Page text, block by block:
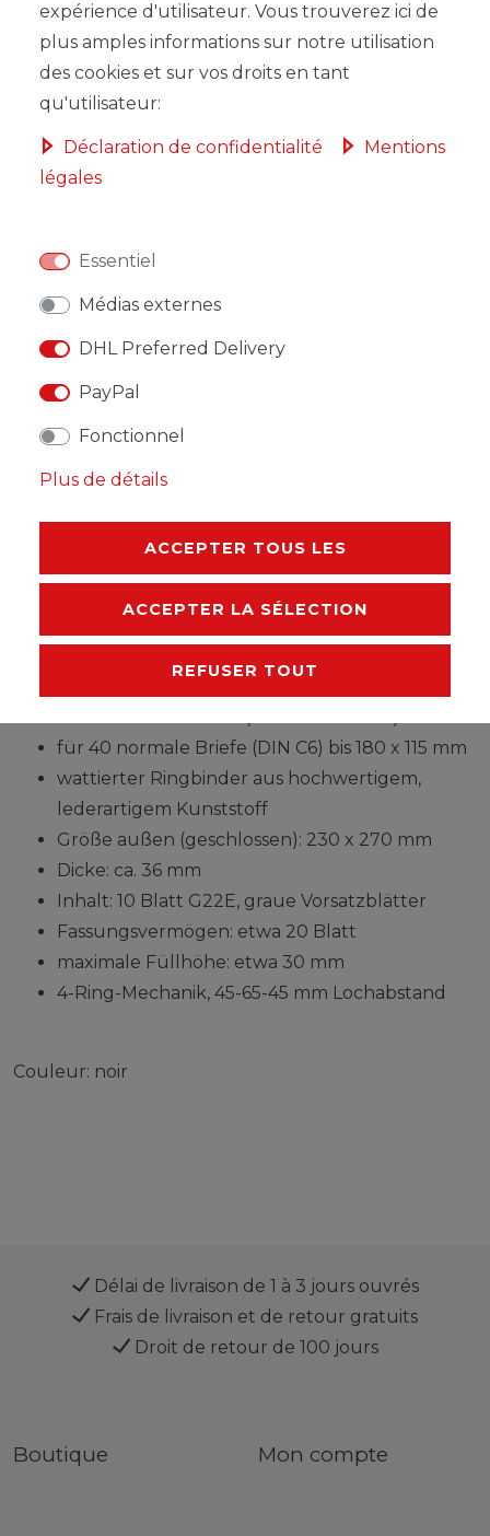
DANS LE PANIER
LISTE DE SOUHAITS
* avec TVA hors Frais de livraison
DESCRIPTION
für 40 normale Briefe (DIN C6) bis 180 x 115 mm
wattierter Ringbinder aus hochwertigem,
lederartigem Kunststoff
Größe außen (geschlossen): 230 x 270 mm
Dicke: ca. 36 mm
Inhalt: 10 Blatt G22E, graue Vorsatzblätter
Fassungsvermögen: etwa 20 Blatt
maximale Füllhöhe: etwa 30 mm
4-Ring-Mechanik, 45-65-45 mm Lochabstand
Couleur: noir
Délai de livraison de 1 à 3 jours ouvrés
Frais de livraison et de retour gratuits
Droit de retour de 100 jours
Boutique Mon compte
expérience d'utilisateur. Vous trouverez ici de
plus amples informations sur notre utilisation
des cookies et sur vos droits en tant
qu'utilisateur:
Déclaration de confidentialité
Mentions
légales
Essentiel
Médias externes
DHL Preferred Delivery
PayPal
Fonctionnel
Plus de détails
ACCEPTER TOUS LES
ACCEPTER LA SÉLECTION
REFUSER TOUT